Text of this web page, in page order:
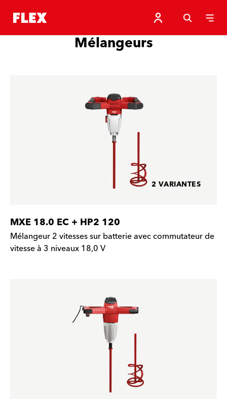
Mélangeurs
2 VARIANTES
MXE 18.0 EC + HP2 120
Mélangeur 2 vitesses sur batterie avec commutateur de
vitesse à 3 niveaux 18,0 V